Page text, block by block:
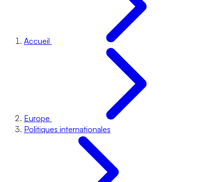
Accueil
Europe
Politiques internationales